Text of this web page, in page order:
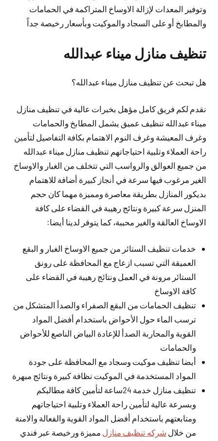
وتوفير المعدات لإزالة الاوساخ المتراكمة في الحمامات
والمطابخ أو على السجاد والموكيت وبأسعار رخيصة جداً
تنظيف منازل ميناء عبدالله
هل تبحث عن تنظيف منازل ميناء عبدالله؟
نقدم لكم فريق كامل مؤهل بخبرات عالية في تنظيف منازل
ميناء عبدالله تنظيف عميق يشمل المطابخ والحمامات
وغرف المعيشة وغرف النوم الاهتمام بكافة التفاصيل لتأمين
راحة العملاء وتلبية احتياجاتهم تنظيف منازل ميناء عبدالله
من جميع العوالق والرواسب التي تتخلف من الغبار والاوساخ
الغير مرغوب فيها سرعة في أنجاز كبيرة أضافة للاهتمام
بديكور المنازل بطريقة معاصرة ومميزة مهما كان حجم
المنزل سرعة كبيرة ونتائج رهيبة في القضاء على كافة
الاوساخ العالقة والغير محببة، كما يتوفر لدينا أيضا:
خدمات تنظيف الستائر من جميع الاوساخ الغبار و البقع
العميقة التي تسبب ازعاج مع المحافظة على رونق
الستائر مرونة في العمل ونتائج رهيبة في القضاء على
كافة الاوساخ
تنظيف الحمامات من البقع الصفراء والصدأ المتشكل من
ترسب الماء حول الأحواض باستخدام أفضل المواد
القوية والمحاربة الصدأ للإعادة البياض الناصع للأحواض
والحمامات
أيضا تنظيف موكيت وسجاد مع المحافظة على جودة
المواد المستخدمة في الموكيت نظافة كبيرة ونتائج مبهرة
تنظيف منازل خدمة 24ساعة لتأمين كافة مطالبكم
وبسرعة عالية لتأمين راحة العملاء وتلبية احتياجاتهم
ومتابعتهم باستخدام أفضل المواد القوية والفعالة والامنة
من خلال شركه تنظيف منازل مميزة ورخيصة عبر فندي